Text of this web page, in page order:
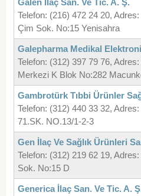
Galen İlaç San. Ve Tic. A. Ş.
Telefon: (216) 472 24 20,
Çim Sok. No:15 Yenisahra
Galepharma Medikal
Telefon: (312) 397 79 76,
Merkezi K Blok No:282
Gambrotürk Tıbbi Ürünler
Telefon: (312) 440 33 32,
71.SK. NO.13/1-2-3
Gen İlaç Ve Sağlık Ürünleri
Telefon: (312) 219 62 19,
Sok. No:15 D
Generica İlaç San. Ve Tic. A.